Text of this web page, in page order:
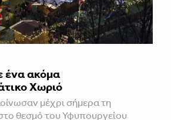
ένα ακόμα
Χωριό
μέχρι σήμερα τη
θεσμό του Υφυπουργείου